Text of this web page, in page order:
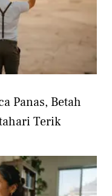
Panas, Betah
Terik